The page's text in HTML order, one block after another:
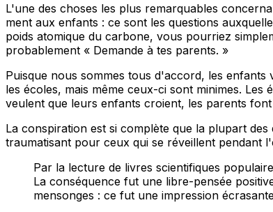
L'une des choses les plus remarquables
ment aux enfants : ce sont les questions
poids atomique du carbone, vous pourriez
probablement « Demande à tes parents. »
Puisque nous sommes tous d'accord, les
les écoles, mais même ceux-ci sont minimes.
veulent que leurs enfants croient, les parents
La conspiration est si complète que la plupart
traumatisant pour ceux qui se réveillent pendant
Par la lecture de livres scientifiques
La conséquence fut une libre-pensée
mensonges : ce fut une impression